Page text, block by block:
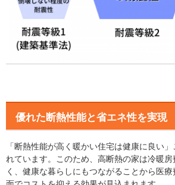
優れた断熱性能と省エネ性を実現
「断熱性能が高く暖かい住宅は健康に良い
れています。このため、高断熱の家は冷暖
く、健康な暮らしにもつながることから医